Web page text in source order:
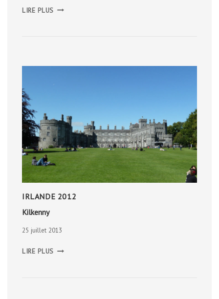
LIRE PLUS TRAPPEUR
IRLANDE 2012
Kilkenny
25 juillet 2013
LIRE PLUS